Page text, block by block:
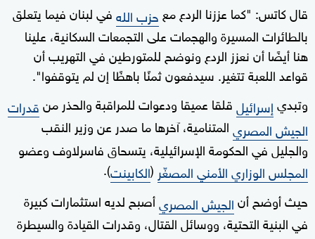
قال كاتس: "كما عززنا الردع مع حزب اللهفي لبنان فيما يتعلق
بالطائرات المسيرة والهجمات على التجمعات السكانية، علينا
هنا أيضًا أن نعزز الردع ونوضح للمتورطين في التهريب أن
قواعد اللعبة تتغير. سيدفعون ثمنًا باهظًا إن لم يتوقفوا".
وتبديإسرائيلقلقا عميقا ودعوات للمراقبة والحذر منقدرات
الجيش المصريالمتنامية، آخرها ما صدر عن وزير النقب
والجليل في الحكومة الإسرائيلية، يتسحاق فاسرلاوف وعضو
المجلس الوزاري الأمني المصغّر (الكابينت).
حيث أوضح أنالجيش المصريأصبح لديه استثمارات كبيرة
في البنية التحتية، ووسائل القتال، وقدرات القيادة والسيطرة